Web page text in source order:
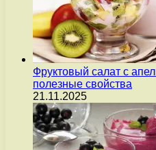
Фруктовый салат с
полезные свойства
21.11.2025